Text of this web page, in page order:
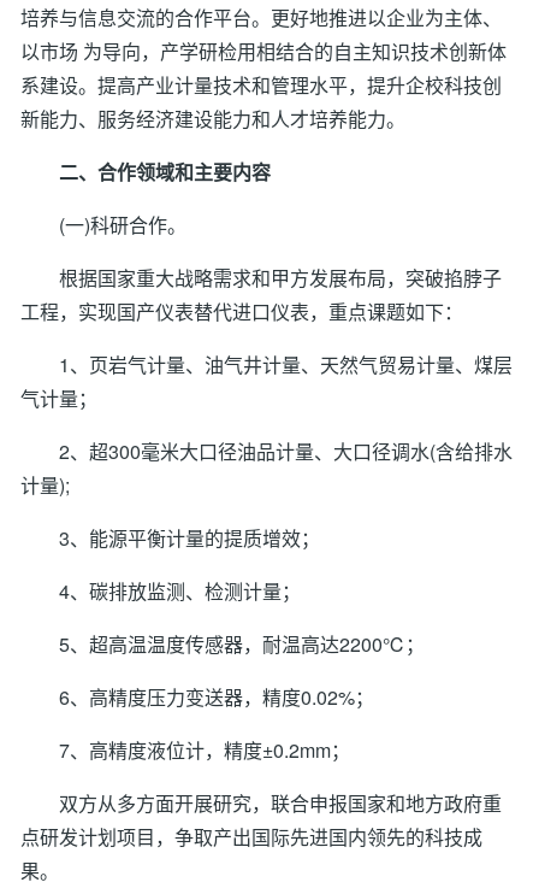
培养与信息交流的合作平台。更好地推进以企业为主体、
以市场 为导向，产学研检用相结合的自主知识技术创新体
系建设。提高产业计量技术和管理水平，提升企校科技创
新能力、服务经济建设能力和人才培养能力。
二、合作领域和主要内容
(一)科研合作。
根据国家重大战略需求和甲方发展布局，突破掐脖子
工程，实现国产仪表替代进口仪表，重点课题如下：
1、页岩气计量、油气井计量、天然气贸易计量、煤层
气计量；
2、超300毫米大口径油品计量、大口径调水(含给排水
计量);
3、能源平衡计量的提质增效；
4、碳排放监测、检测计量；
5、超高温温度传感器，耐温高达2200℃；
6、高精度压力变送器，精度0.02%；
7、高精度液位计，精度±0.2mm；
双方从多方面开展研究，联合申报国家和地方政府重
点研发计划项目，争取产出国际先进国内领先的科技成
果。